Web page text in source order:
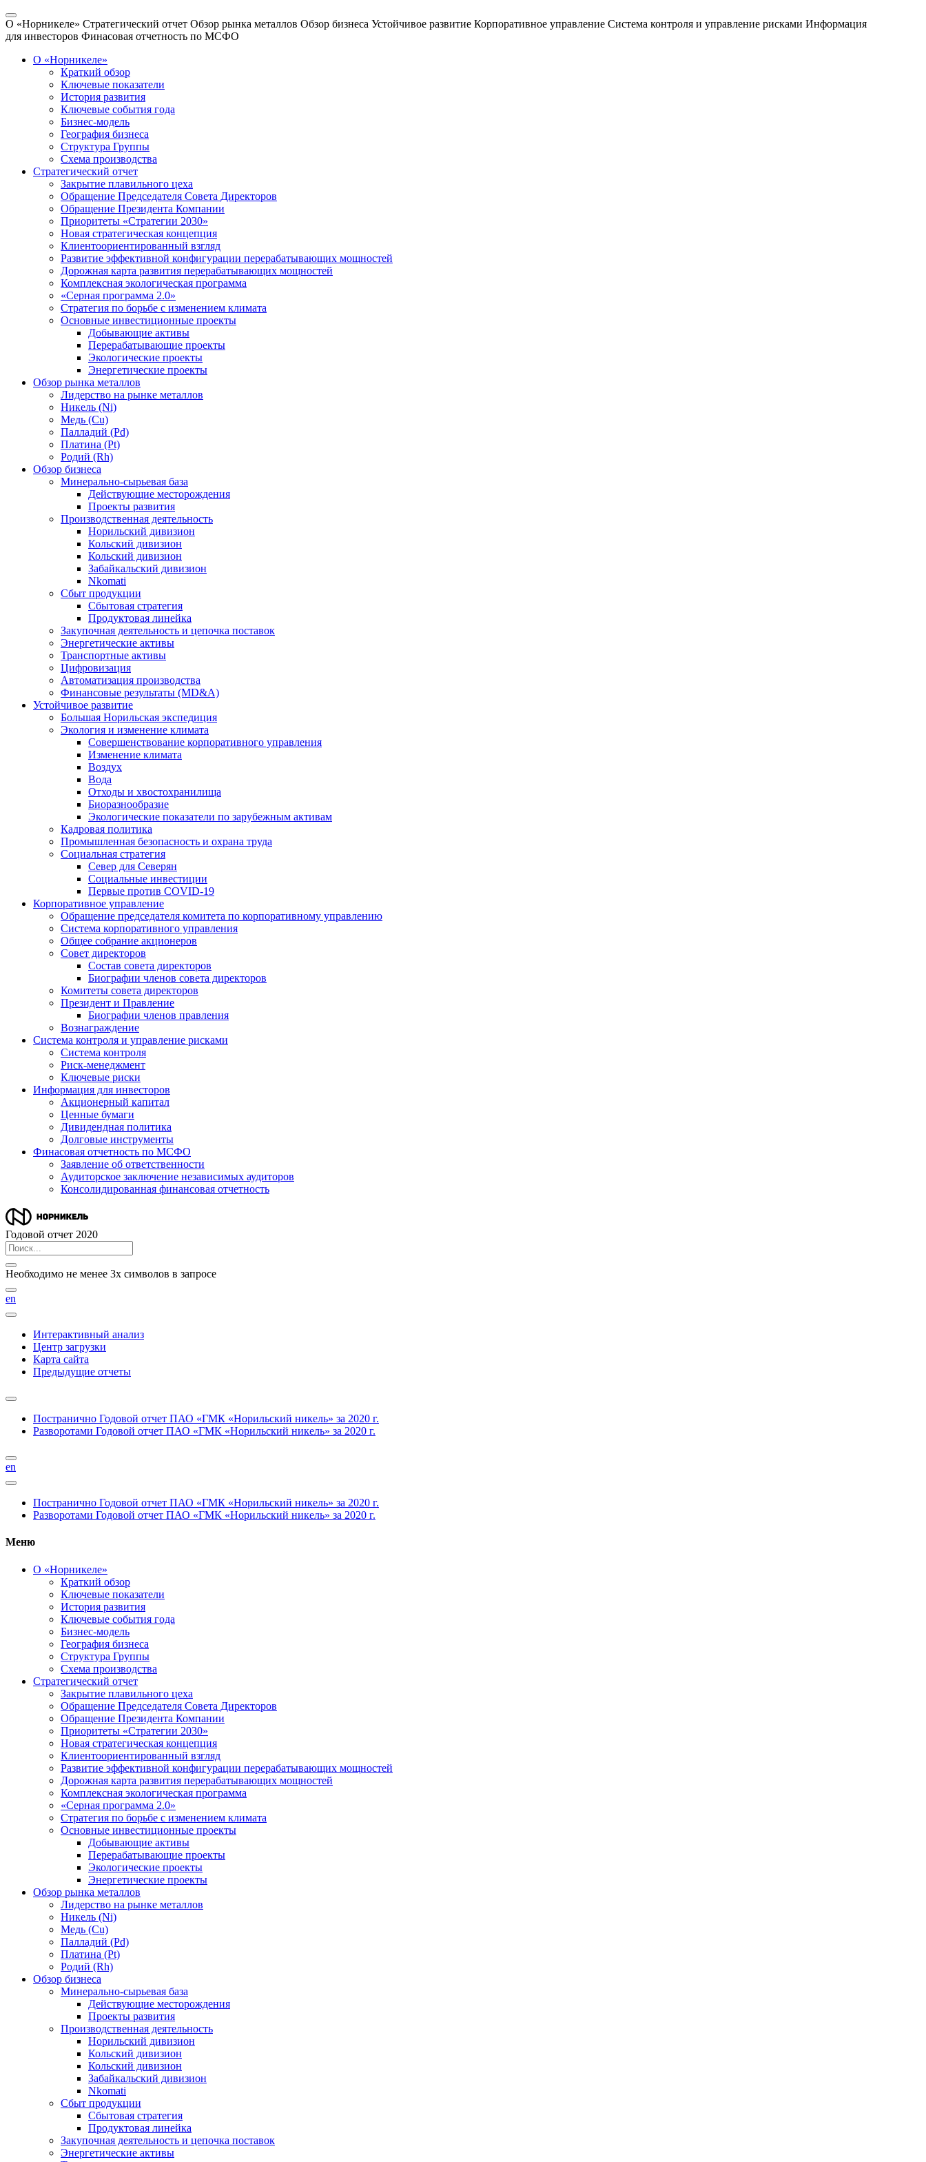
О «Норникеле» Стратегический отчет Обзор рынка металлов Обзор бизнеса Устойчивое развитие Корпоративное управление Система контроля и управление рисками Информация
для инвесторов Финасовая отчетность по МСФО
О «Норникеле»
Краткий обзор
Ключевые показатели
История развития
Ключевые события года
Бизнес-модель
География бизнеса
Структура Группы
Схема производства
Стратегический отчет
Закрытие плавильного цеха
Обращение Председателя Совета Директоров
Обращение Президента Компании
Приоритеты «Стратегии 2030»
Новая стратегическая концепция
Клиентоориентированный взгляд
Развитие эффективной конфигурации перерабатывающих мощностей
Дорожная карта развития перерабатывающих мощностей
Комплексная экологическая программа
«Серная программа 2.0»
Стратегия по борьбе с изменением климата
Основные инвестиционные проекты
Добывающие активы
Перерабатывающие проекты
Экологические проекты
Энергетические проекты
Обзор рынка металлов
Лидерство на рынке металлов
Никель (Ni)
Медь (Cu)
Палладий (Pd)
Платина (Pt)
Родий (Rh)
Обзор бизнеса
Минерально-сырьевая база
Действующие месторождения
Проекты развития
Производственная деятельность
Норильский дивизион
Кольский дивизион
Кольский дивизион
Забайкальский дивизион
Nkomati
Сбыт продукции
Сбытовая стратегия
Продуктовая линейка
Закупочная деятельность и цепочка поставок
Энергетические активы
Транспортные активы
Цифровизация
Автоматизация производства
Финансовые результаты (MD&A)
Устойчивое развитие
Большая Норильская экспедиция
Экология и изменение климата
Совершенствование корпоративного управления
Изменение климата
Воздух
Вода
Отходы и хвостохранилища
Биоразнообразие
Экологические показатели по зарубежным активам
Кадровая политика
Промышленная безопасность и охрана труда
Социальная стратегия
Север для Северян
Социальные инвестиции
Первые против COVID‑19
Корпоративное управление
Обращение председателя комитета по корпоративному управлению
Система корпоративного управления
Общее собрание акционеров
Совет директоров
Состав совета директоров
Биографии членов совета директоров
Комитеты совета директоров
Президент и Правление
Биографии членов правления
Вознаграждение
Система контроля и управление рисками
Система контроля
Риск-менеджмент
Ключевые риски
Информация для инвесторов
Акционерный капитал
Ценные бумаги
Дивидендная политика
Долговые инструменты
Финасовая отчетность по МСФО
Заявление об ответственности
Аудиторское заключение независимых аудиторов
Консолидированная финансовая отчетность
Годовой отчет 2020
Необходимо не менее 3х символов в запросе
en
Интерактивный анализ
Центр загрузки
Карта сайта
Предыдущие отчеты
Постранично Годовой отчет ПАО «ГМК «Норильский никель» за 2020 г.
Разворотами Годовой отчет ПАО «ГМК «Норильский никель» за 2020 г.
en
Постранично Годовой отчет ПАО «ГМК «Норильский никель» за 2020 г.
Разворотами Годовой отчет ПАО «ГМК «Норильский никель» за 2020 г.
Меню
О «Норникеле»
Краткий обзор
Ключевые показатели
История развития
Ключевые события года
Бизнес-модель
География бизнеса
Структура Группы
Схема производства
Стратегический отчет
Закрытие плавильного цеха
Обращение Председателя Совета Директоров
Обращение Президента Компании
Приоритеты «Стратегии 2030»
Новая стратегическая концепция
Клиентоориентированный взгляд
Развитие эффективной конфигурации перерабатывающих мощностей
Дорожная карта развития перерабатывающих мощностей
Комплексная экологическая программа
«Серная программа 2.0»
Стратегия по борьбе с изменением климата
Основные инвестиционные проекты
Добывающие активы
Перерабатывающие проекты
Экологические проекты
Энергетические проекты
Обзор рынка металлов
Лидерство на рынке металлов
Никель (Ni)
Медь (Cu)
Палладий (Pd)
Платина (Pt)
Родий (Rh)
Обзор бизнеса
Минерально-сырьевая база
Действующие месторождения
Проекты развития
Производственная деятельность
Норильский дивизион
Кольский дивизион
Кольский дивизион
Забайкальский дивизион
Nkomati
Сбыт продукции
Сбытовая стратегия
Продуктовая линейка
Закупочная деятельность и цепочка поставок
Энергетические активы